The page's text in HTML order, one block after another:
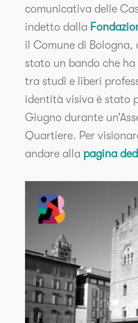
comunicativa delle
indetto dalla
il Comune di Bologna,
stato un bando che
tra studi e liberi
identità visiva è stato
Giugno durante
Quartiere. Per
andare alla pagina